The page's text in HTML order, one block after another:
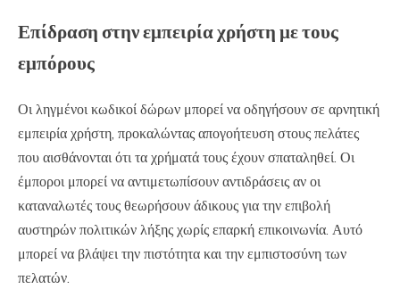
Επίδραση στην εμπειρία χρήστη με τους
εμπόρους
Οι ληγμένοι κωδικοί δώρων μπορεί να οδηγήσουν σε αρνητική
εμπειρία χρήστη, προκαλώντας απογοήτευση στους πελάτες
που αισθάνονται ότι τα χρήματά τους έχουν σπαταληθεί. Οι
έμποροι μπορεί να αντιμετωπίσουν αντιδράσεις αν οι
καταναλωτές τους θεωρήσουν άδικους για την επιβολή
αυστηρών πολιτικών λήξης χωρίς επαρκή επικοινωνία. Αυτό
μπορεί να βλάψει την πιστότητα και την εμπιστοσύνη των
πελατών.